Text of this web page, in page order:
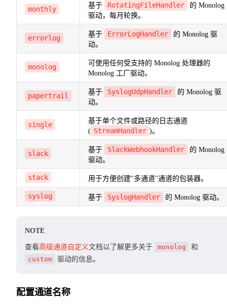
monthly 基于 RotatingFileHandler
的 Monolog
驱动，每月轮换。
errorlog 基于 ErrorLogHandler
的 Monolog 驱
动。
monolog
可使用任何受支持的 Monolog 处理器的
Monolog 工厂驱动。
papertrail 基于 SyslogUdpHandler
的 Monolog 驱
动。
single
基于单个文件或路径的日志通道
( StreamHandler )。
slack 基于 SlackWebhookHandler
的 Monolog
驱动。
stack 用于方便创建"多通道"通道的包装器。
syslog 基于 SyslogHandler 的 Monolog 驱动。
NOTE
查看高级通道自定义文档以了解更多关于 monolog
和
custom
驱动的信息。
配置通道名称